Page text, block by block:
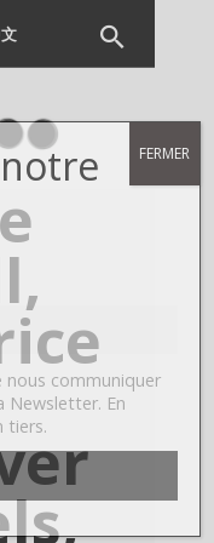
nous communiquer
Newsletter. En
tiers.
FERMER